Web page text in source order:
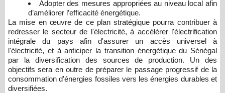
Adopter des mesures appropriées au niveau local afin
d’améliorer l’efficacité énergétique.
La mise en œuvre de ce plan stratégique pourra contribuer à
redresser le secteur de l'électricité, à accélérer l'électrification
intégrale du pays afin d'assurer un accès universel à
l'électricité, et à anticiper la transition énergétique du Sénégal
par la diversification des sources de production. Un des
objectifs sera en outre de préparer le passage progressif de la
consommation d'énergies fossiles vers les énergies durables et
diversifiées.